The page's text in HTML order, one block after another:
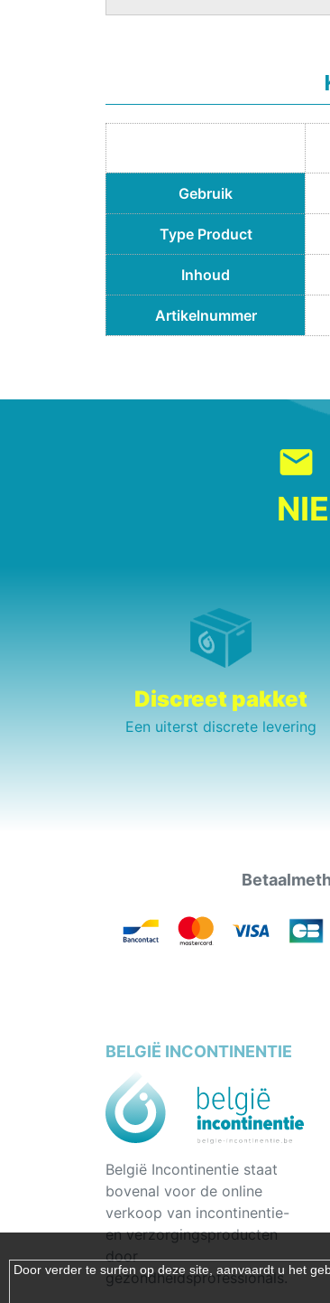
Gebruik
Type Product
Inhoud
Artikelnummer
mail
Discreet pakket
Een uiterst discrete levering
BELGIË INCONTINENTIE
België Incontinentie staat
bovenal voor de online
verkoop van incontinentie-
en verzorgingsproducten
door
gezondheidsprofessionals.
Door verder te surfen op deze site, aanvaardt u het